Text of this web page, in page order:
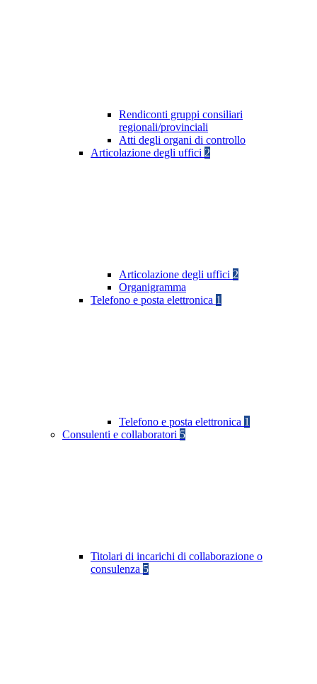
Rendiconti gruppi consiliari
regionali/provinciali
Atti degli organi di controllo
Articolazione degli uffici 2
Articolazione degli uffici 2
Organigramma
Telefono e posta elettronica 1
Telefono e posta elettronica 1
Consulenti e collaboratori 5
Titolari di incarichi di collaborazione o
consulenza 5